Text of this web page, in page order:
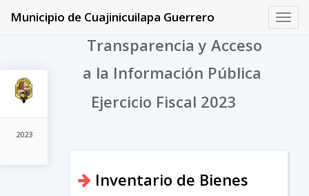
2023
Municipio de Cuajinicuilapa Guerrero
Transparencia y Acceso
a la Información Pública
Ejercicio Fiscal 2023
Inventario de Bienes